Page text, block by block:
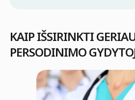
KAIP IŠSIRINKTI
PERSODINIMO